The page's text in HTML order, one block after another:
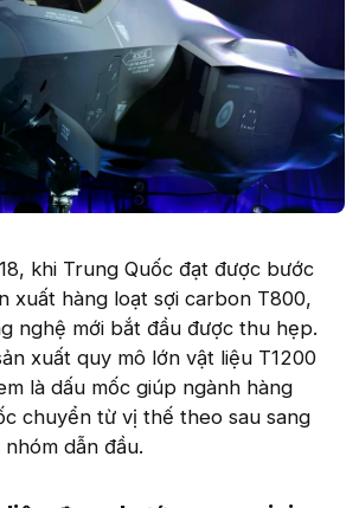
khi Trung Quốc đạt được bước
xuất hàng loạt sợi carbon T800,
nghệ mới bắt đầu được thu hẹp.
xuất quy mô lớn vật liệu T1200
là dấu mốc giúp ngành hàng
chuyển từ vị thế theo sau sang
dẫn đầu.